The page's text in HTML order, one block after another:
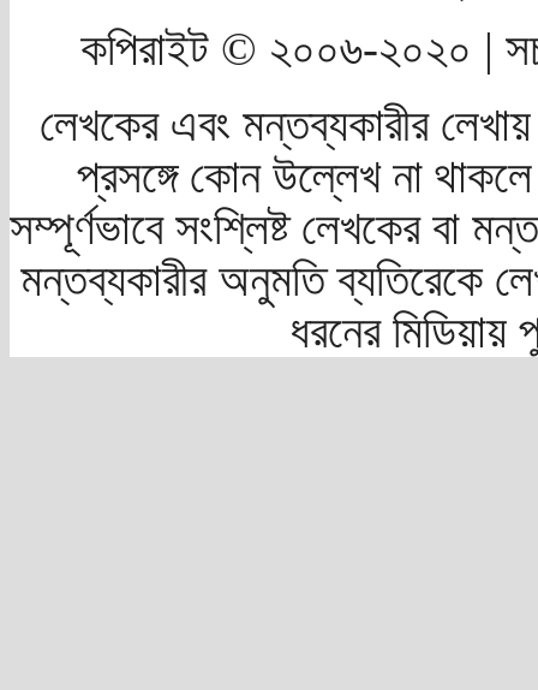
কপিরাইট © ২০০৬-২০২০ |
লেখকের এবং মন্তব্যকারীর
প্রসঙ্গে কোন উল্লেখ না
সম্পূর্ণভাবে সংশ্লিষ্ট লেখকের বা
মন্তব্যকারীর অনুমতি ব্যতিরেকে
ধরনের মিডিয়ায়